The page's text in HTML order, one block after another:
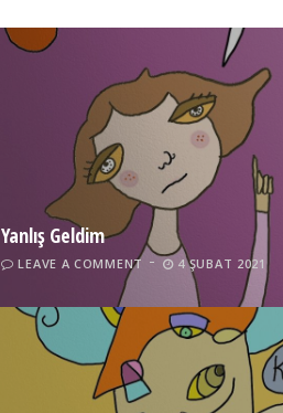
Yanlış Geldim
LEAVE A COMMENT 4 ŞUBAT 2021